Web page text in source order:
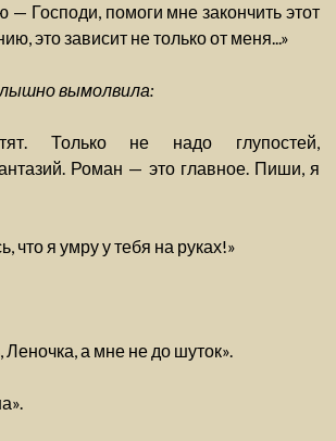
— Господи, помоги мне закончить этот
это зависит не только от меня...»
вымолвила:
Только не надо глупостей,
Роман — это главное. Пиши, я
что я умру у тебя на руках!»
Леночка, а мне не до шуток».